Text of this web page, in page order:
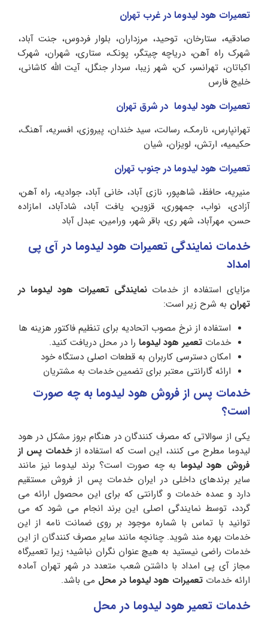
تعمیرات هود لیدوما در غرب تهران
صادقیه، ستارخان، توحید، مرزداران، بلوار فردوس، جنت آباد،
شهرک راه آهن، دریاچه چیتگر، پونک، ستاری، شهران، شهرک
اکباتان، تهرانسر، کن، شهر زیبا، سردار جنگل، آیت الله کاشانی،
خلیج فارس
تعمیرات هود لیدوما در شرق تهران
تهرانپارس، نارمک، رسالت، سید خندان، پیروزی، افسریه، آهنگ،
حکیمیه، ارتش، لویزان، شیان
تعمیرات هود لیدوما در جنوب تهران
منیریه، حافظ، شاهپور، نازی آباد، خانی آباد، جوادیه، راه آهن،
آزادی، نواب، جمهوری، قزوین، یافت آباد، شادآباد، امازاده
حسن، مهرآباد، شهر ری، باقر شهر، ورامین، عبدل آباد
خدمات نمایندگی تعمیرات هود لیدوما در آی پی
امداد
مزایای استفاده از خدمات نمایندگی تعمیرات هود لیدوما در
تهران به شرح زیر است:
استفاده از نرخ مصوب اتحادیه برای تنظیم فاکتور هزینه ها
خدمات تعمیر هود لیدوما را در محل دریافت کنید.
امکان دسترسی کاربران به قطعات اصلی دستگاه خود
ارائه گارانتی معتبر برای تضمین خدمات به مشتریان
خدمات پس از فروش هود لیدوما به چه صورت
است؟
یکی از سوالاتی که مصرف کنندگان در هنگام بروز مشکل در هود
لیدوما مطرح می کنند، این است که استفاده ازخدمات پس از
فروش هود لیدوما به چه صورت است؟ برند لیدوما نیز مانند
سایر برندهای داخلی در ایران خدمات پس از فروش مستقیم
دارد و عمده خدمات و گارانتی که برای این محصول ارائه می
گردد، توسط نمایندگی اصلی این برند انجام می شود که می
توانید با تماس با شماره موجود بر روی ضمانت نامه از این
خدمات بهره مند شوید. چنانچه مانند سایر مصرف کنندگان از این
خدمات راضی نیستید به هیچ عنوان نگران نباشید؛ زیرا تعمیرگاه
مجاز آی پی امداد با داشتن شعب متعدد در شهر تهران آماده
ارائه خدمات تعمیرات هود لیدوما در محل می باشد.
خدمات تعمیر هود لیدوما در محل